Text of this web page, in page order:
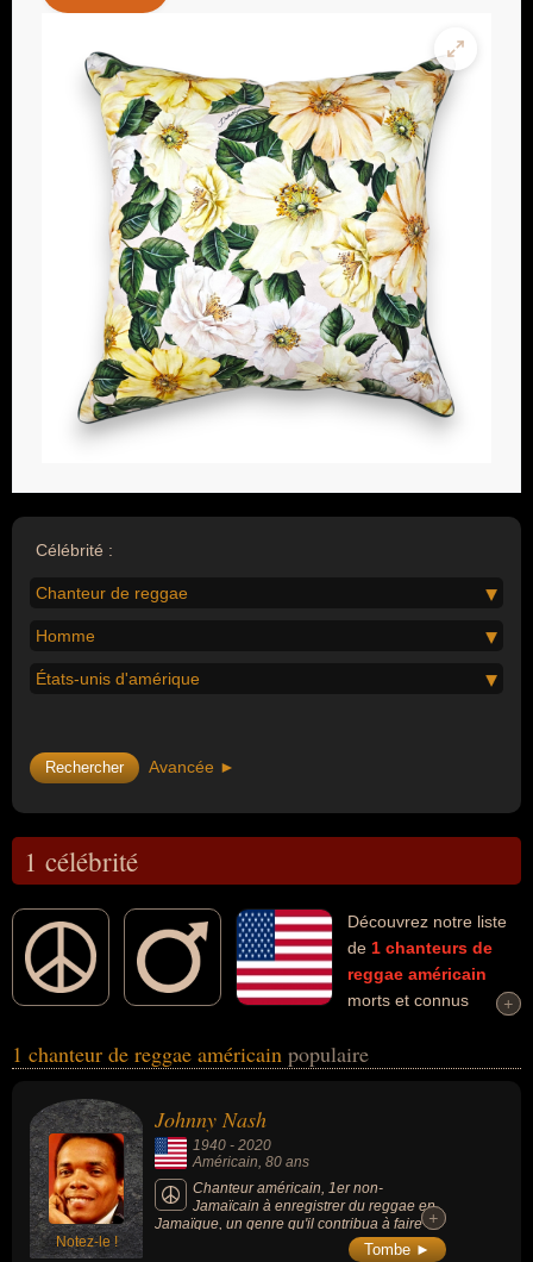
Célébrité :
Chanteur de reggae
Homme
États-unis d'amérique
Avancée ►
1 célébrité
Découvrez notre liste
de 1 chanteurs de
reggae américain
morts et connus
masculin) peuvent avoir des liens variés dans les domaines de l'art,
avoir été artiste, chanteur, compositeur, guitariste ou musicien.
+
+
1 chanteur de reggae américain populaire
Notez-le !
Johnny Nash
1940 - 2020
Américain, 80 ans
Chanteur américain, 1er non-
Jamaïcain à enregistrer du reggae en
Jamaïque, un genre qu'il contribua à faire
découvrir au grand public avec ses succès.
+
+
Tombe ►